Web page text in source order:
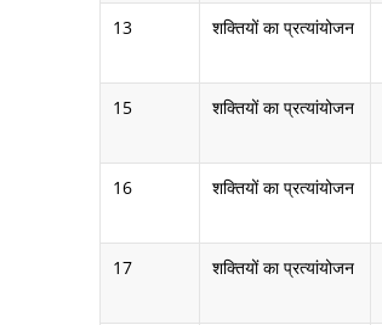
13 शक्तियों का प्रत्यांयोजन
15 शक्तियों का प्रत्यांयोजन
16 शक्तियों का प्रत्यांयोजन
17 शक्तियों का प्रत्यांयोजन